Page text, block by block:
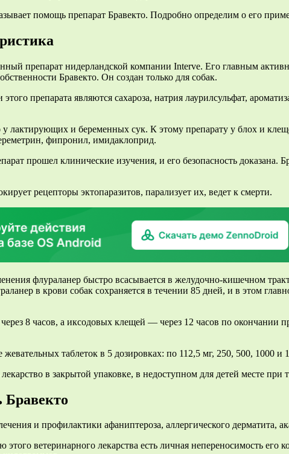
помощь препарат Бравекто. Подробно определим о его
препарат нидерландской компании Interve. Его главным
Бравекто. Он создан только для собак.
препарата являются сахароза, натрия лаурилсульфат,
лактирующих и беременных сук. К этому препарату у блох и
фипронил, имидаклоприд.
прошел клинические изучения, и его безопасность
рецепторы эктопаразитов, парализует их, ведет к смерти.
флураланер быстро всасывается в желудочно-кишечном
в крови собак сохраняется в течении 85 дней, и в этом
8 часов, а иксодовых клещей — через 12 часов по окончании
таблеток в 5 дозировках: по 112,5 мг, 250, 500, 1000 и
в закрытой упаковке, в недоступном для детей месте
Бравекто
и профилактики афаниптероза, аллергического дерматита,
ветеринарного лекарства есть личная непереносимость